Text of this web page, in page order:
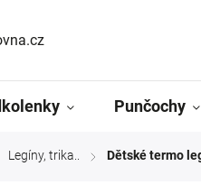
Punčochy
Legíny, trika.. / Dětské termo